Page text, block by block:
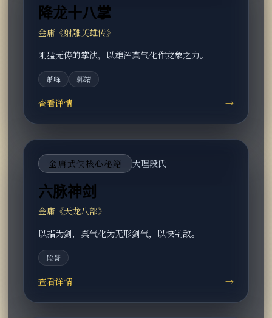
降龙十八掌
金庸《射雕英雄传》
刚猛无俦的掌法，以雄浑真气化作龙象之力。
萧峰 郭靖
查看详情 →
金庸武侠核心秘籍 大理段氏
六脉神剑
金庸《天龙八部》
以指为剑，真气化为无形剑气，以快制敌。
段誉
查看详情 →